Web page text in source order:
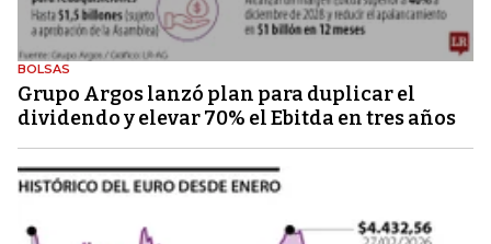
BOLSAS
Grupo Argos lanzó plan para duplicar el
dividendo y elevar 70% el Ebitda en tres años